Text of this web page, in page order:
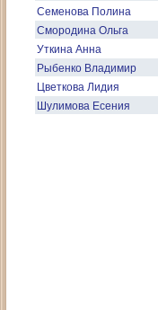
Семенова Полина
Смородина Ольга
Уткина Анна
Рыбенко Владимир
Цветкова Лидия
Шулимова Есения